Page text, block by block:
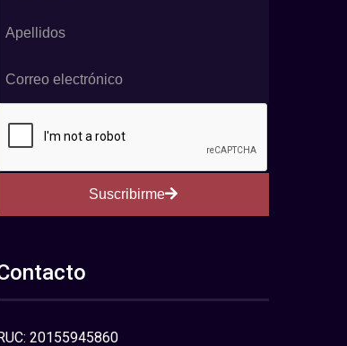
Suscribirme
20155945860